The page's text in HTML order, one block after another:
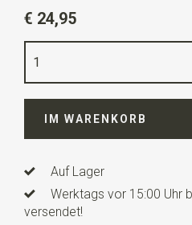
Farbe
Qualität
€ 24,95
IM WARENKORB
Auf Lager
Werktags vor 15:00 Uhr
versendet!